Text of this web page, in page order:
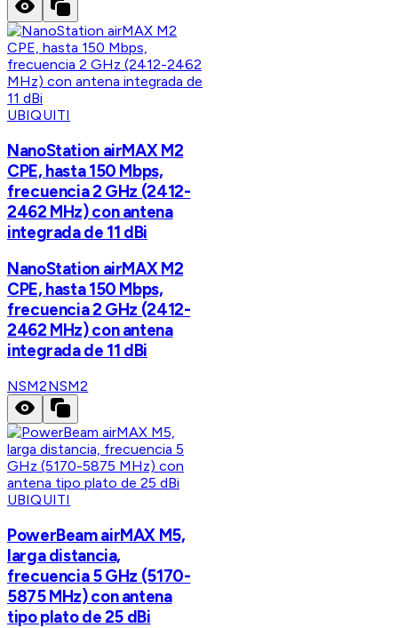
UBIQUITI
NanoStation airMAX M2
CPE, hasta 150 Mbps,
frecuencia 2 GHz (2412-
2462 MHz) con antena
integrada de 11 dBi
NanoStation airMAX M2
CPE, hasta 150 Mbps,
frecuencia 2 GHz (2412-
2462 MHz) con antena
integrada de 11 dBi
NSM2NSM2
UBIQUITI
PowerBeam airMAX M5,
larga distancia,
frecuencia 5 GHz (5170-
5875 MHz) con antena
tipo plato de 25 dBi